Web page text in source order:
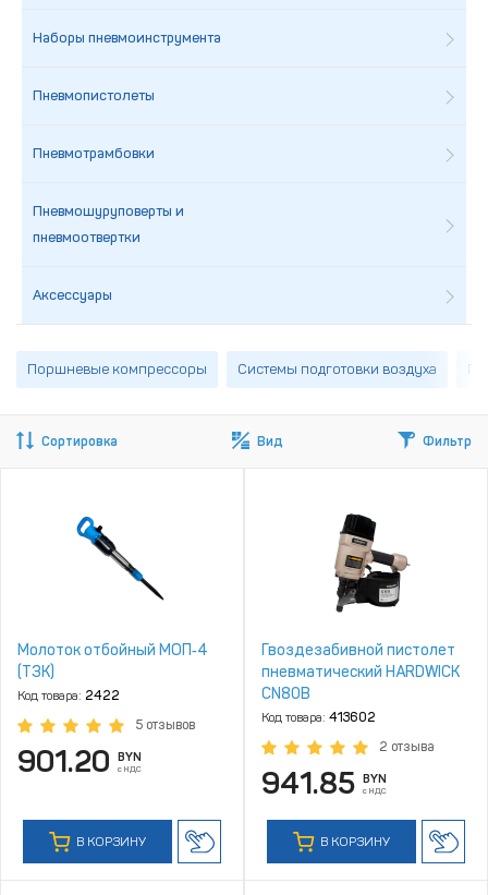
Наборы пневмоинструмента
Пневмопистолеты
Пневмотрамбовки
Пневмошуруповерты и
пневмоотвертки
Аксессуары
Поршневые компрессоры Системы подготовки воздуха
Сортировка Вид Фильтр
Молоток отбойный МОП‑4
(ТЗК)
Код товара: 2422
5 отзывов
901.20 BYN
с НДС
В КОРЗИНУ
Гвоздезабивной пистолет
пневматический HARDWICK
CN80B
Код товара: 413602
2 отзыва
941.85 BYN
с НДС
В КОРЗИНУ